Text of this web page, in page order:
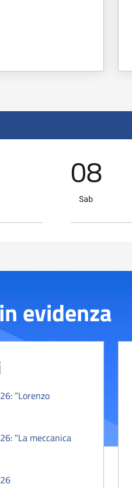
MESE DI AGOSTO
08
Sab
evidenza
“Lorenzo
"La meccanica